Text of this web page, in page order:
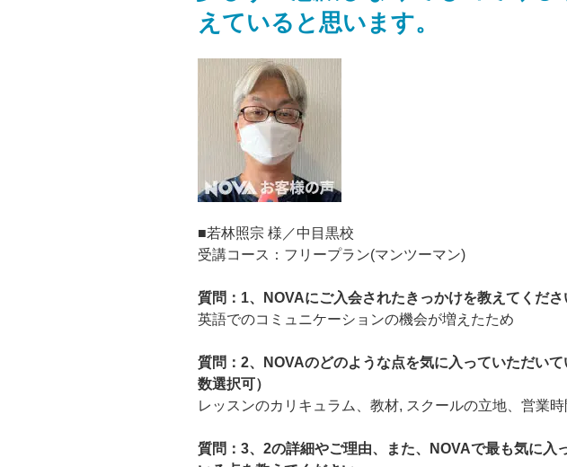
えていると思います。
■若林照宗 様／中目黒校
受講コース：フリープラン(マンツーマン)
質問：1、NOVAにご入会されたきっかけを教えてくださ
英語でのコミュニケーションの機会が増えたため
質問：2、NOVAのどのような点を気に入っていただい
数選択可）
レッスンのカリキュラム、教材, スクールの立地、営業時
質問：3、2の詳細やご理由、また、NOVAで最も気に入